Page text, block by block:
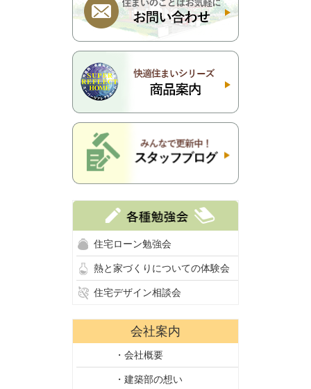
住宅ローン勉強会
熱と家づくりについての体験会
住宅デザイン相談会
会社案内
・会社概要
・建築部の想い